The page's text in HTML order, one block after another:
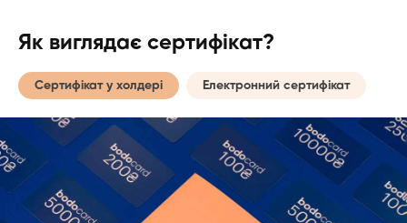
Як виглядає сертифікат?
Сертифікат у холдері Електронний сертифікат